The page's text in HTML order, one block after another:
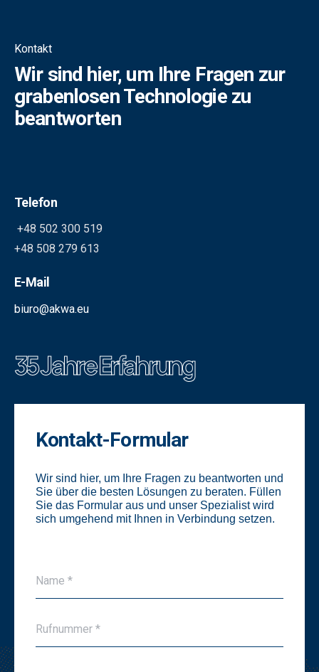
Kontakt
Wir sind hier, um Ihre Fragen zur
grabenlosen Technologie zu
beantworten
Telefon
+48 502 300 519
+48 508 279 613
E-Mail
biuro@akwa.eu
35 Jahre Erfahrung
Kontakt-Formular
Wir sind hier, um Ihre Fragen zu beantworten und
Sie über die besten Lösungen zu beraten. Füllen
Sie das Formular aus und unser Spezialist wird
sich umgehend mit Ihnen in Verbindung setzen.
a
m
*
Name *
e
l
Rufnummer *